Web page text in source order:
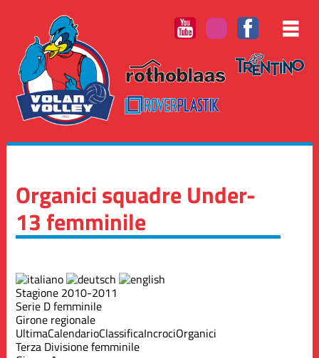
Organici squadre Under-
13 femminile
Stagione 2010-2011
Serie D femminile
Girone regionale
UltimaCalendarioClassificaIncrociOrganici
Terza Divisione femminile